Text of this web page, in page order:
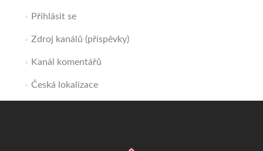
Přihlásit se
Zdroj kanálů (příspěvky)
Kanál komentářů
Česká lokalizace